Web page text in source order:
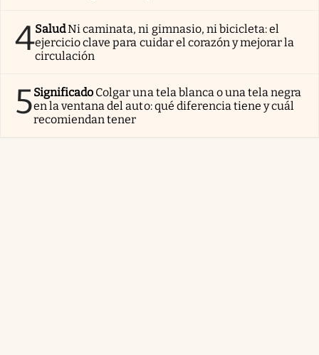
4SaludNi caminata, ni gimnasio, ni bicicleta: el
ejercicio clave para cuidar el corazón y mejorar la
circulación
5Significado Colgar una tela blanca o una tela negra
en la ventana del auto: qué diferencia tiene y cuál
recomiendan tener